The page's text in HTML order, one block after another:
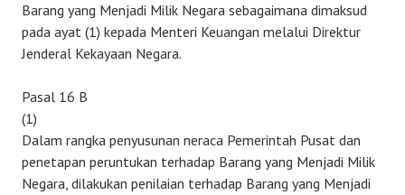
Barang yang Menjadi Milik Negara sebagaimana dimaksud
pada ayat (1) kepada Menteri Keuangan melalui Direktur
Jenderal Kekayaan Negara.
Pasal 16 B
(1)
Dalam rangka penyusunan neraca Pemerintah Pusat dan
penetapan peruntukan terhadap Barang yang Menjadi Milik
Negara, dilakukan penilaian terhadap Barang yang Menjadi